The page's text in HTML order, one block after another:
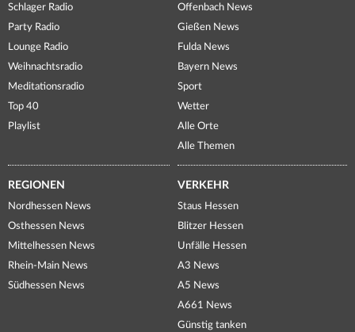
Schlager Radio
Party Radio
Lounge Radio
Weihnachtsradio
Meditationsradio
Top 40
Playlist
Offenbach News
Gießen News
Fulda News
Bayern News
Sport
Wetter
Alle Orte
Alle Themen
REGIONEN
Nordhessen News
Osthessen News
Mittelhessen News
Rhein-Main News
Südhessen News
VERKEHR
Staus Hessen
Blitzer Hessen
Unfälle Hessen
A3 News
A5 News
A661 News
Günstig tanken